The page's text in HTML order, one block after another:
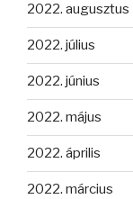
2022. augusztus
2022. július
2022. június
2022. május
2022. április
2022. március